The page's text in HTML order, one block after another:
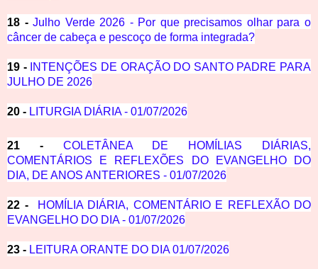
18 -Julho Verde 2026 - Por que precisamos olhar para o
câncer de cabeça e pescoço de forma integrada?
19 - INTENÇÕES DE ORAÇÃO DO SANTO PADRE PARA
JULHO DE 2026
20 - LITURGIA DIÁRIA - 01/07/2026
21 - COLETÂNEA DE HOMÍLIAS DIÁRIAS,
COMENTÁRIOS E REFLEXÕES DO EVANGELHO DO
DIA, DE ANOS ANTERIORES - 01/07/2026
22 -
HOMÍLIA DIÁRIA, COMENTÁRIO E REFLEXÃO DO
EVANGELHO DO DIA - 01/07/2026
23 - LEITURA ORANTE DO DIA 01/07/2026